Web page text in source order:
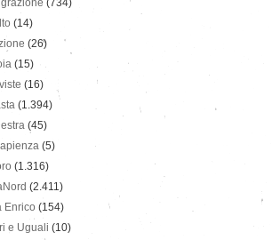
(734)
(14)
(26)
(15)
(16)
(1.394)
(45)
(5)
(1.316)
(2.411)
Enrico (154)
e Uguali (10)